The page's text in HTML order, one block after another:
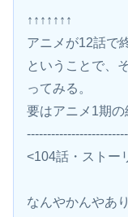
↑↑↑↑↑↑↑
アニメが12話で
ということで、
ってみる。
要はアニメ1期の
<104話・ストー
なんやかんやあ